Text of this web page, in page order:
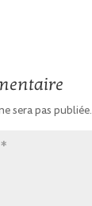
sera pas publiée.